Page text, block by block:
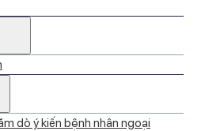
dò ý kiến bệnh nhân ngoại